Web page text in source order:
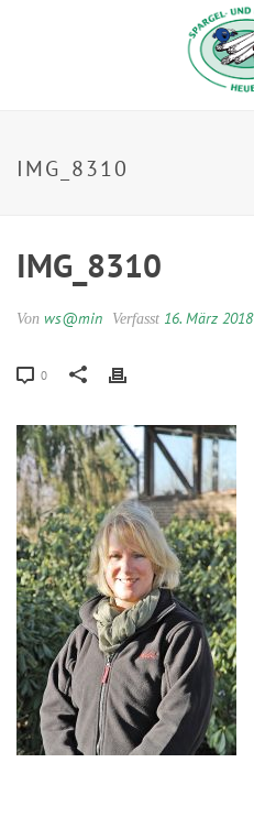
IMG_8310
IMG_8310
Von ws@min Verfasst 16. März 2018
0